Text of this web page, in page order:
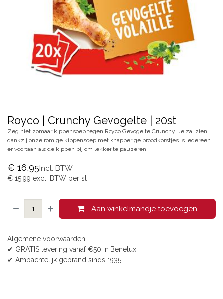
Royco | Crunchy Gevogelte | 20st
Zeg niet zomaar kippensoep tegen Royco Gevogelte Crunchy. Je zal zien,
dankzij onze romige kippensoep met knapperige broodkorstjes is iedereen
er voortaan als de kippen bij om lekker te pauzeren.
€ 16,95Incl. BTW
€ 15,99 excl. BTW per st
Aan winkelmandje toevoegen
Algemene voorwaarden
✔ GRATIS levering vanaf €50 in Benelux
✔ Ambachtelijk gebrand sinds 1935